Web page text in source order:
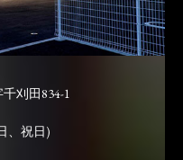
刈田834-1
、祝日)